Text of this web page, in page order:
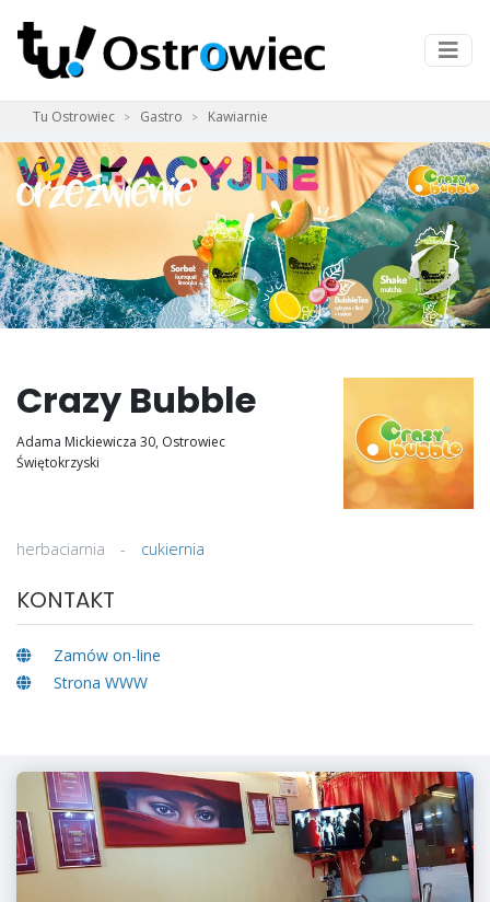
Tu Ostrowiec Gastro Kawiarnie
Crazy Bubble
Adama Mickiewicza 30, Ostrowiec
Świętokrzyski
herbaciarnia - cukiernia
KONTAKT
Zamów on-line
Strona WWW